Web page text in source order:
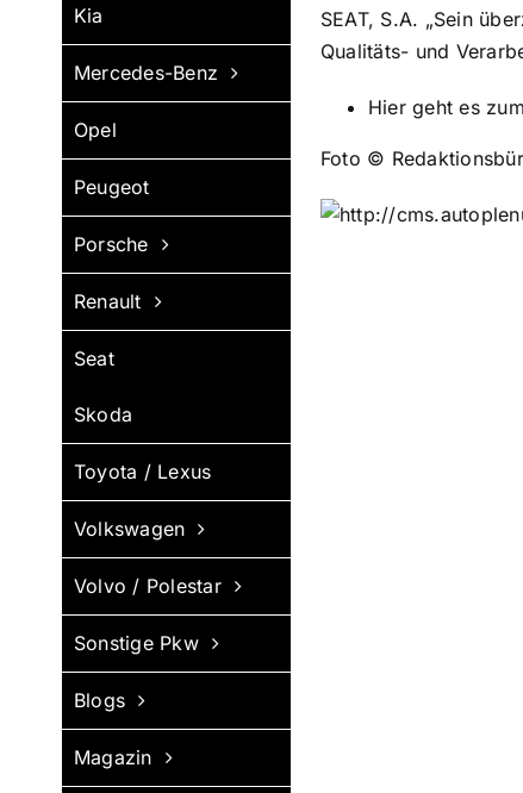
Kia
Mercedes-Benz
Opel
Peugeot
Porsche
Renault
Seat
Skoda
Toyota / Lexus
Volkswagen
Volvo / Polestar
Sonstige Pkw
Blogs
Magazin
SEAT, S.A. „Sein
Qualitäts- und
Hier geht es
Foto ©